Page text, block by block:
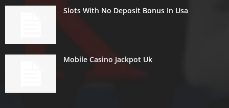
Slots With No Deposit Bonus In Usa
Mobile Casino Jackpot Uk